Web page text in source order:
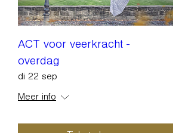
ACT voor veerkracht -
overdag
di 22 sep
Meer info